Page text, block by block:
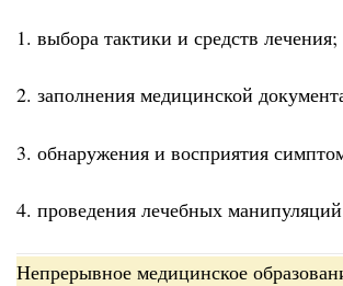
1. выбора тактики и средств лечения;
2. заполнения медицинской
3. обнаружения и восприятия
4. проведения лечебных
Непрерывное медицинское